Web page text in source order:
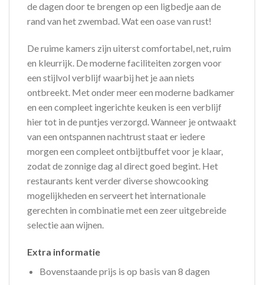
de dagen door te brengen op een ligbedje aan de
rand van het zwembad. Wat een oase van rust!
De ruime kamers zijn uiterst comfortabel, net, ruim
en kleurrijk. De moderne faciliteiten zorgen voor
een stijlvol verblijf waarbij het je aan niets
ontbreekt. Met onder meer een moderne badkamer
en een compleet ingerichte keuken is een verblijf
hier tot in de puntjes verzorgd. Wanneer je ontwaakt
van een ontspannen nachtrust staat er iedere
morgen een compleet ontbijtbuffet voor je klaar,
zodat de zonnige dag al direct goed begint. Het
restaurants kent verder diverse showcooking
mogelijkheden en serveert het internationale
gerechten in combinatie met een zeer uitgebreide
selectie aan wijnen.
Extra informatie
Bovenstaande prijs is op basis van 8 dagen